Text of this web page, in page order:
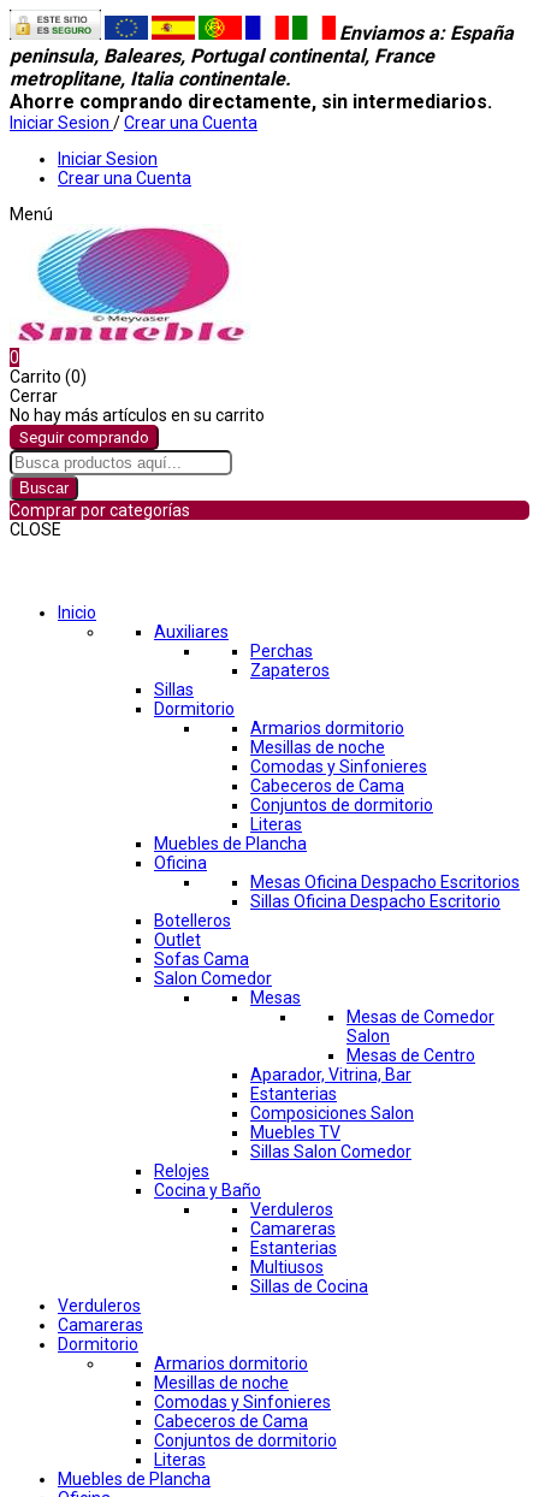
Enviamos a: España
peninsula, Baleares, Portugal continental, France
metroplitane, Italia continentale.
Ahorre comprando directamente, sin intermediarios.
Iniciar Sesion /Crear una Cuenta
Iniciar Sesion
Crear una Cuenta
Menú
0
Carrito (0)
Cerrar
No hay más artículos en su carrito
Seguir comprando
Buscar
Comprar por categorías
CLOSE
Inicio
Auxiliares
Perchas
Zapateros
Sillas
Dormitorio
Armarios dormitorio
Mesillas de noche
Comodas y Sinfonieres
Cabeceros de Cama
Conjuntos de dormitorio
Literas
Muebles de Plancha
Oficina
Mesas Oficina Despacho Escritorios
Sillas Oficina Despacho Escritorio
Botelleros
Outlet
Sofas Cama
Salon Comedor
Mesas
Mesas de Comedor
Salon
Mesas de Centro
Aparador, Vitrina, Bar
Estanterias
Composiciones Salon
Muebles TV
Sillas Salon Comedor
Relojes
Cocina y Baño
Verduleros
Camareras
Estanterias
Multiusos
Sillas de Cocina
Verduleros
Camareras
Dormitorio
Armarios dormitorio
Mesillas de noche
Comodas y Sinfonieres
Cabeceros de Cama
Conjuntos de dormitorio
Literas
Muebles de Plancha